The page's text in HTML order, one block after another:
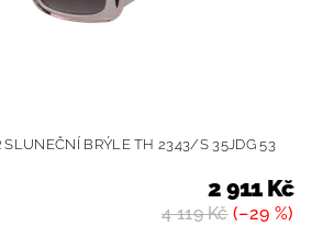
SLUNEČNÍ BRÝLE TH 2343/S 35JDG 53
4 119 Kč(–29 %)
2 911 Kč